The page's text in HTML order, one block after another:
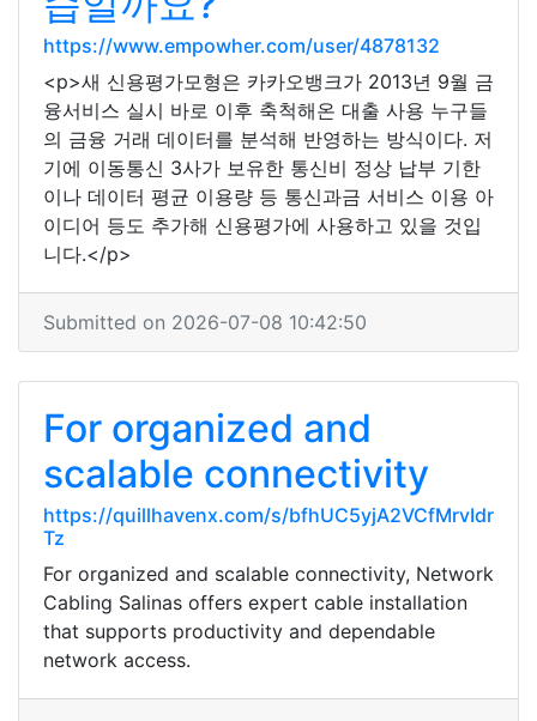
https://www.empowher.com/user/4878132
<p>새 신용평가모형은 카카오뱅크가 2013년 9월 금
융서비스 실시 바로 이후 축척해온 대출 사용 누구들
의 금융 거래 데이터를 분석해 반영하는 방식이다. 저
기에 이동통신 3사가 보유한 통신비 정상 납부 기한
이나 데이터 평균 이용량 등 통신과금 서비스 이용 아
이디어 등도 추가해 신용평가에 사용하고 있을 것입
니다.</p>
Submitted on 2026-07-08 10:42:50
For organized and
scalable connectivity
https://quillhavenx.com/s/bfhUC5yjA2VCfMrvIdr
Tz
For organized and scalable connectivity, Network
Cabling Salinas offers expert cable installation
that supports productivity and dependable
network access.